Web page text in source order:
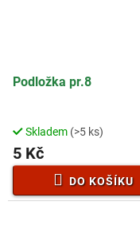
Podložka pr.8
Skladem (>5 ks)
5 Kč
DO KOŠÍKU